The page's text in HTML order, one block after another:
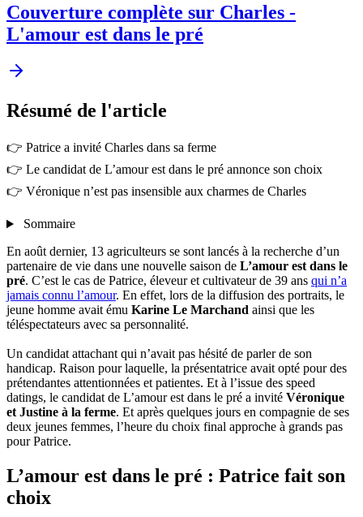
Couverture complète sur Charles -
L'amour est dans le pré
Résumé de l'article
👉 Patrice a invité Charles dans sa ferme
👉 Le candidat de L’amour est dans le pré annonce son choix
👉 Véronique n’est pas insensible aux charmes de Charles
Sommaire
En août dernier, 13 agriculteurs se sont lancés à la recherche d’un
partenaire de vie dans une nouvelle saison de L’amour est dans le
pré. C’est le cas de Patrice, éleveur et cultivateur de 39 ans qui n’a
jamais connu l’amour. En effet, lors de la diffusion des portraits, le
jeune homme avait ému Karine Le Marchand ainsi que les
téléspectateurs avec sa personnalité.
Un candidat attachant qui n’avait pas hésité de parler de son
handicap. Raison pour laquelle, la présentatrice avait opté pour des
prétendantes attentionnées et patientes. Et à l’issue des speed
datings, le candidat de L’amour est dans le pré a invité Véronique
et Justine à la ferme. Et après quelques jours en compagnie de ses
deux jeunes femmes, l’heure du choix final approche à grands pas
pour Patrice.
L’amour est dans le pré : Patrice fait son
choix